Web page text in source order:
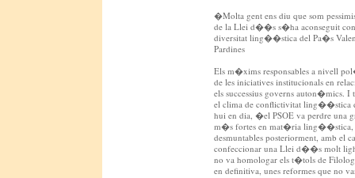
�Molta gent ens diu que som
de la Llei d��s s�ha aconseguit
diversitat ling��stica del Pa�s
Pardines
Els m�xims responsables a nivell
de les iniciatives institucionals en
els successius governs auton�mics. I
el clima de conflictivitat ling��stica
hui en dia, �el PSOE va perdre una
m�s fortes en mat�ria ling��stica,
desmuntables posteriorment, amb
confeccionar una Llei d��s molt
no va homologar els t�tols de
en definitiva, unes reformes que no